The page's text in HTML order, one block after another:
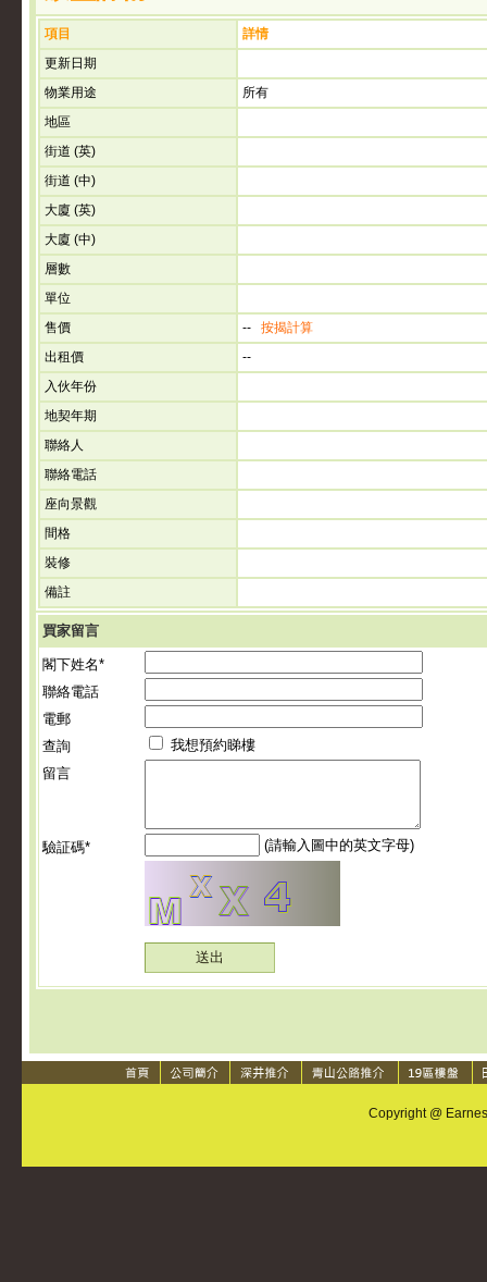
項目
詳情
更新日期
物業用途
所有
地區
街道 (英)
街道 (中)
大廈 (英)
大廈 (中)
層數
單位
售價
-- 按揭計算
出租價
--
入伙年份
地契年期
聯絡人
聯絡電話
座向景觀
間格
裝修
備註
買家留言
閣下姓名*
聯絡電話
電郵
查詢
我想預約睇樓
留言
驗証碼* (請輸入圖中的英文字母)
Copyright @